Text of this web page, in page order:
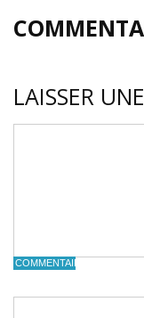
LAISSER
COMMENTAIRE